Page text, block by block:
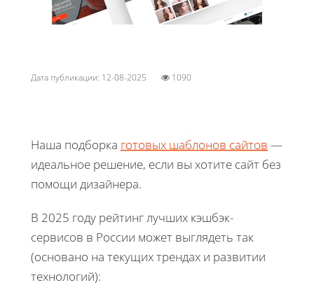
Дата публикации: 12-08-2025 1090
Наша подборка готовых шаблонов сайтов —
идеальное решение, если вы хотите сайт без
помощи дизайнера.
В 2025 году рейтинг лучших кэшбэк-
сервисов в России может выглядеть так
(основано на текущих трендах и развитии
технологий):